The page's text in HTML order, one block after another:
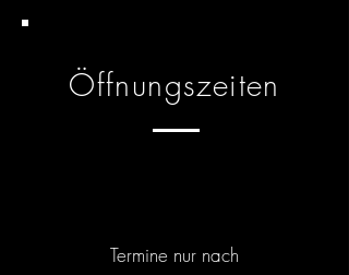
Öffnungszeiten
Termine nur nach